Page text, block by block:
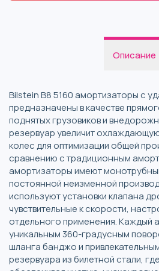
Описание
Bilstein B8 5160 амортизаторы с
предназначены в качестве
поднятых грузовиков и
резервуар увеличит
колес для оптимизации общей
сравнению с традиционным
амортизаторы имеют
постоянной неизменной
используют установки клапана
чувствительные к скорости,
отдельного применения. Каждый
уникальным 360-градусным
шланга банджо и
резервуара из билетной стали,